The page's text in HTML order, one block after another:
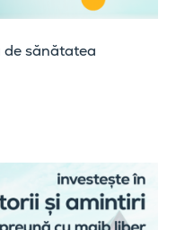
de sănătatea